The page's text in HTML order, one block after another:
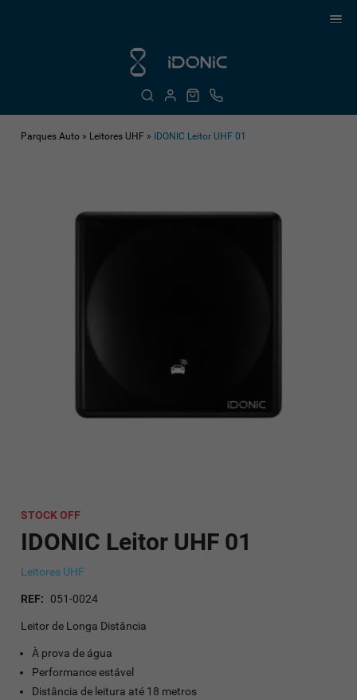
Parques Auto » Leitores UHF » IDONIC Leitor UHF 01
STOCK OFF
IDONIC Leitor UHF 01
Leitores UHF
REF: 051-0024
Leitor de Longa Distância
À prova de água
Performance estável
Distância de leitura até 18 metros